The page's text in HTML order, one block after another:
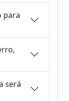
para
será